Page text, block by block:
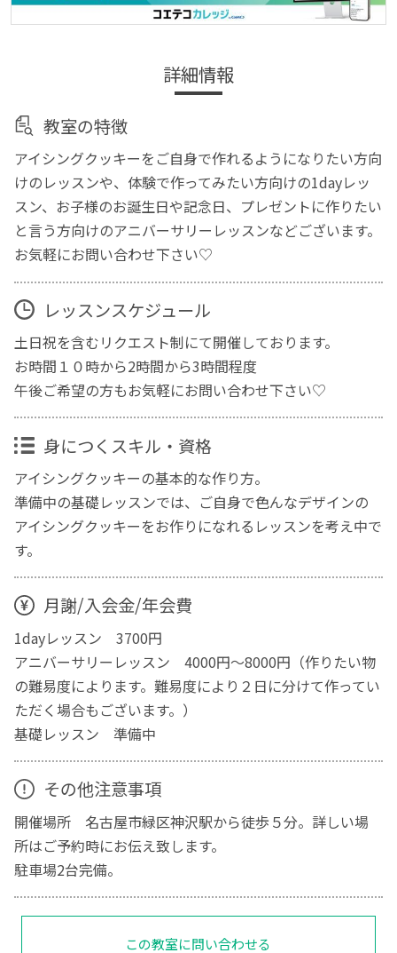
詳細情報
教室の特徴
アイシングクッキーをご自身で作れるようになりたい方向
けのレッスンや、体験で作ってみたい方向けの1dayレッ
スン、お子様のお誕生日や記念日、プレゼントに作りたい
と言う方向けのアニバーサリーレッスンなどございます。
お気軽にお問い合わせ下さい♡
レッスンスケジュール
土日祝を含むリクエスト制にて開催しております。
お時間１０時から2時間から3時間程度
午後ご希望の方もお気軽にお問い合わせ下さい♡
身につくスキル・資格
アイシングクッキーの基本的な作り方。
準備中の基礎レッスンでは、ご自身で色んなデザインの
アイシングクッキーをお作りになれるレッスンを考え中で
す。
月謝/入会金/年会費
1dayレッスン 3700円
アニバーサリーレッスン 4000円〜8000円（作りたい物
の難易度によります。難易度により２日に分けて作ってい
ただく場合もございます。）
基礎レッスン 準備中
その他注意事項
開催場所 名古屋市緑区神沢駅から徒歩５分。詳しい場
所はご予約時にお伝え致します。
駐車場2台完備。
この教室に問い合わせる